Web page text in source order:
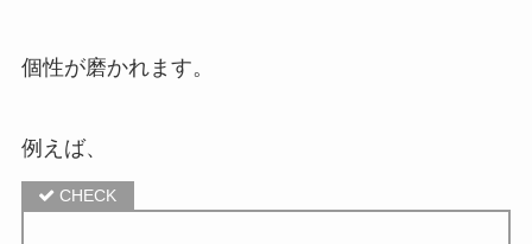
個性が磨かれます。
例えば、